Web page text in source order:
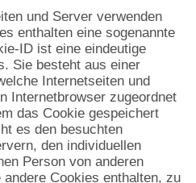
und Server verwenden
enthalten eine sogenannte
ID ist eine eindeutige
Sie besteht aus einer
Internetseiten und
Internetbrowser zugeordnet
das Cookie gespeichert
es den besuchten
den individuellen
Person von anderen
andere Cookies enthalten, zu